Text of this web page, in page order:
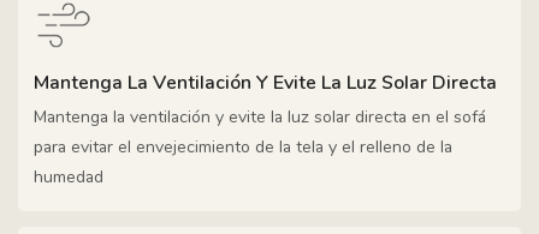
Mantenga La Ventilación Y Evite La Luz Solar Directa
Mantenga la ventilación y evite la luz solar directa en el sofá
para evitar el envejecimiento de la tela y el relleno de la
humedad